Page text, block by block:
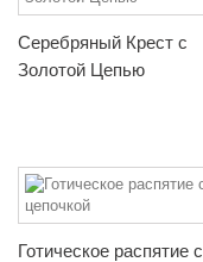
Серебряный Крест с
Золотой Цепью
Готическое распятие с